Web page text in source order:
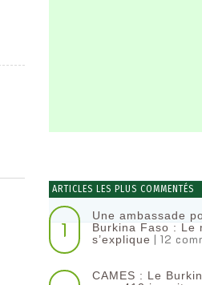
ARTICLES LES PLUS COMMENTÉS
1
Une ambassade
Burkina Faso : Le
s’explique | 12
CAMES : Le